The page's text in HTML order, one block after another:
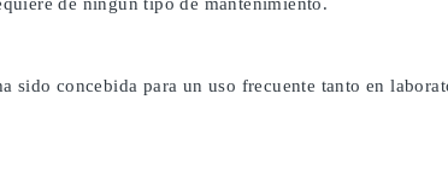
sido concebida para un uso frecuente tanto en